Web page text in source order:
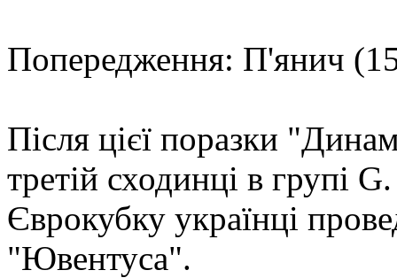
Попередження: П'янич
Після цієї поразки
третiй сходинці в групі
Єврокубку українці
"Ювентуса".